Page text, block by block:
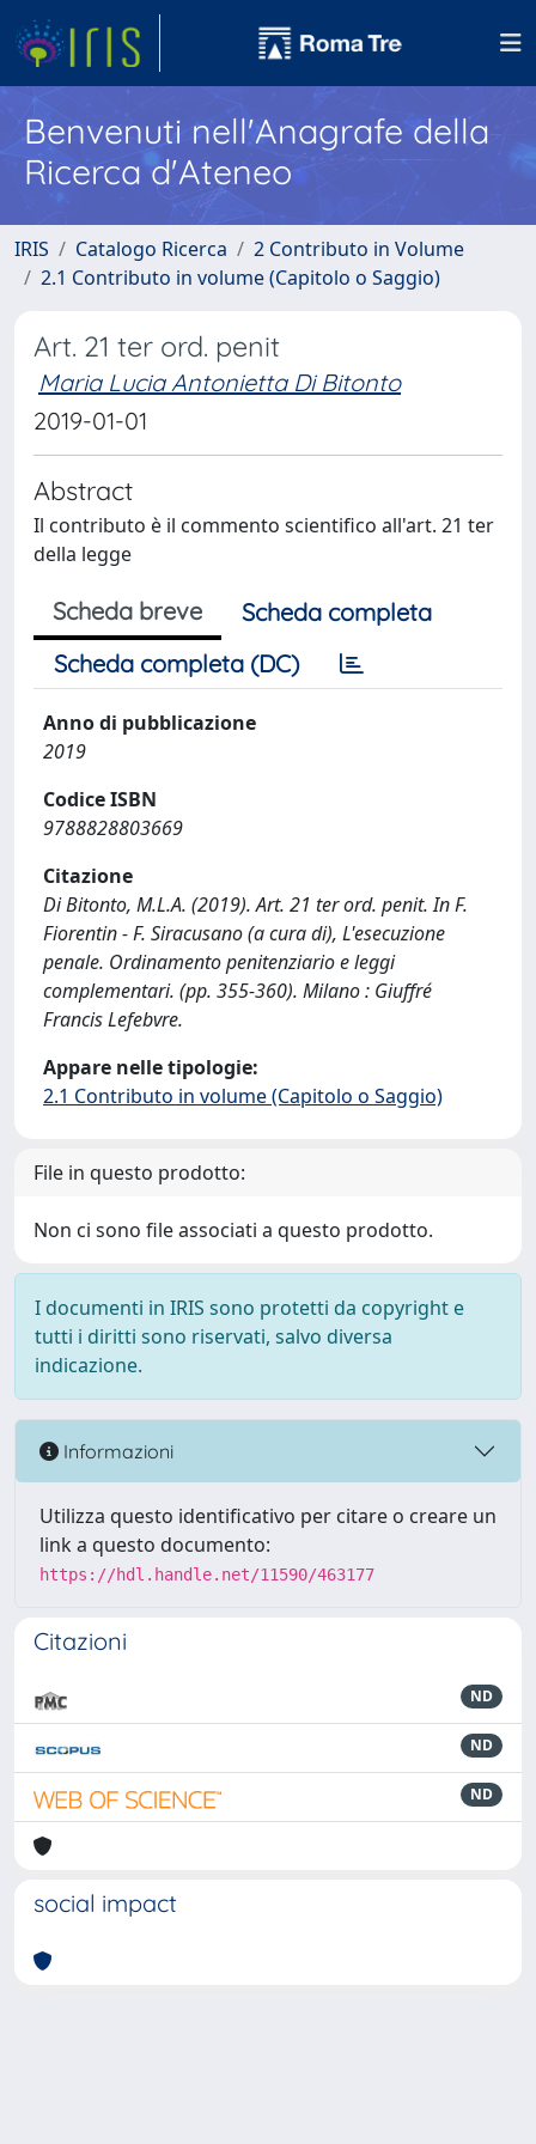
Benvenuti nell'Anagrafe della
Ricerca d'Ateneo
IRIS Catalogo Ricerca
2 Contributo in Volume
2.1 Contributo in volume (Capitolo o Saggio)
Art. 21 ter ord. penit
Maria Lucia Antonietta Di Bitonto
2019-01-01
Abstract
Il contributo è il commento scientifico all'art. 21 ter
della legge
Scheda breve
Scheda completa
Scheda completa (DC)
Anno di pubblicazione
2019
Codice ISBN
9788828803669
Citazione
Di Bitonto, M.L.A. (2019). Art. 21 ter ord. penit. In F.
Fiorentin - F. Siracusano (a cura di), L'esecuzione
penale. Ordinamento penitenziario e leggi
complementari. (pp. 355-360). Milano : Giuffré
Francis Lefebvre.
Appare nelle tipologie:
2.1 Contributo in volume (Capitolo o Saggio)
File in questo prodotto:
Non ci sono file associati a questo prodotto.
I documenti in IRIS sono protetti da copyright e
tutti i diritti sono riservati, salvo diversa
indicazione.
Informazioni
Utilizza questo identificativo per citare o creare un
link a questo documento:
https://hdl.handle.net/11590/463177
Citazioni
ND
ND
ND
social impact